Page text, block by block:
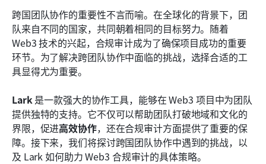
跨国团队协作的重要性不言而喻。在全球化的背景下，团
队来自不同的国家，共同朝着相同的目标努力。随着
Web3 技术的兴起，合规审计成为了确保项目成功的重要
环节。为了解决跨团队协作中面临的挑战，选择合适的工
具显得尤为重要。
Lark 是一款强大的协作工具，能够在 Web3 项目中为团队
提供独特的支持。它不仅可以帮助团队打破地域和文化的
界限，促进高效协作，还在合规审计方面提供了重要的保
障。接下来，我们将探讨跨国团队协作中遇到的挑战，以
及 Lark 如何助力 Web3 合规审计的具体策略。
案例分析：成功的 Web3 项目与 Lark 的结合
未来展望：Web3 跨国团队协作的趋势
结论
常见问题解答 (FAQ)
推荐阅读